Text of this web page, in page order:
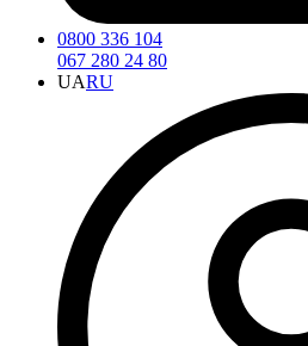
0800 336 104
067 280 24 80
UARU